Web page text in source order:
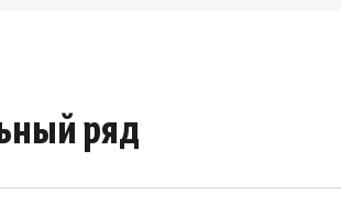
ряд